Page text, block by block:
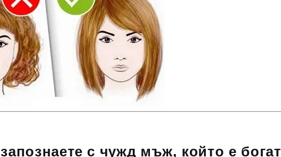
с чужд мъж, който е богат